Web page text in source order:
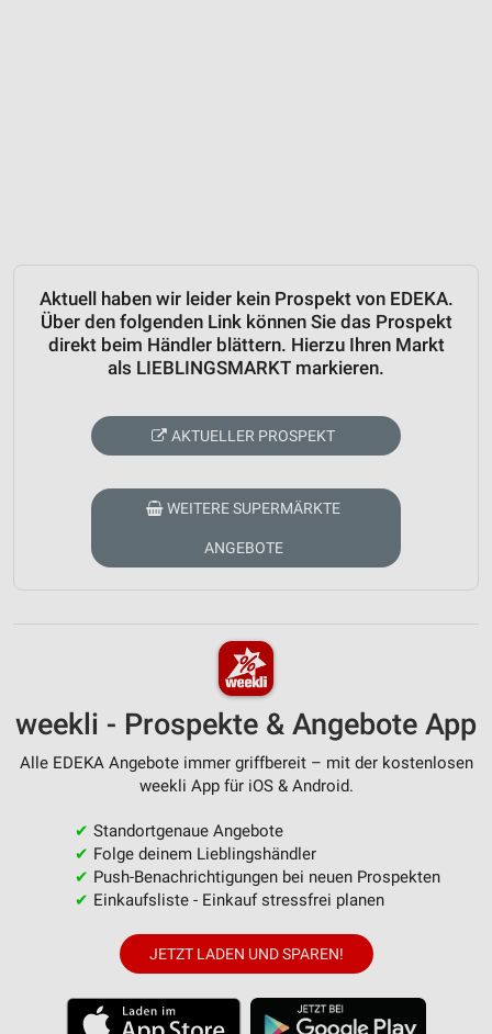
Aktuell haben wir leider kein Prospekt von EDEKA.
Über den folgenden Link können Sie das Prospekt
direkt beim Händler blättern. Hierzu Ihren Markt
als LIEBLINGSMARKT markieren.
AKTUELLER PROSPEKT
WEITERE SUPERMÄRKTE
ANGEBOTE
weekli - Prospekte & Angebote App
Alle EDEKA Angebote immer griffbereit – mit der kostenlosen
weekli App für iOS & Android.
✔ Standortgenaue Angebote
✔ Folge deinem Lieblingshändler
✔ Push-Benachrichtigungen bei neuen Prospekten
✔ Einkaufsliste - Einkauf stressfrei planen
JETZT LADEN UND SPAREN!